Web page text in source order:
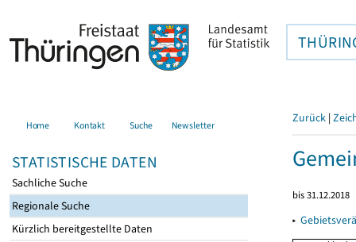
Home Kontakt Suche Newsletter
STATISTISCHE DATEN
Sachliche Suche
Regionale Suche
Kürzlich bereitgestellte Daten
Zurück |
bis 31.12.2018
▸